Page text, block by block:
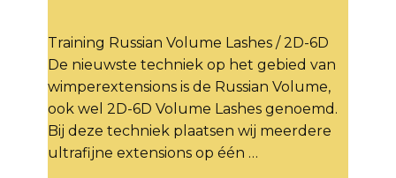
Training Russian Volume Lashes / 2D-6D
De nieuwste techniek op het gebied van
wimperextensions is de Russian Volume,
ook wel 2D-6D Volume Lashes genoemd.
Bij deze techniek plaatsen wij meerdere
ultrafijne extensions op één …